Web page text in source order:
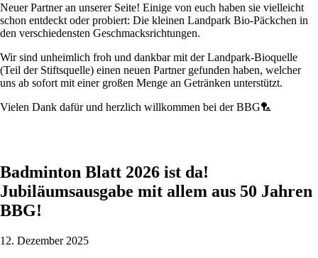
Neuer Partner an unserer Seite! Einige von euch haben sie vielleicht
schon entdeckt oder probiert: Die kleinen Landpark Bio-Päckchen in
den verschiedensten Geschmacksrichtungen.
Wir sind unheimlich froh und dankbar mit der Landpark-Bioquelle
(Teil der Stiftsquelle) einen neuen Partner gefunden haben, welcher
uns ab sofort mit einer großen Menge an Getränken unterstützt.
Vielen Dank dafür und herzlich willkommen bei der BBG🏸
Badminton Blatt 2026 ist da!
Jubiläumsausgabe mit allem aus 50 Jahren
BBG!
12. Dezember 2025